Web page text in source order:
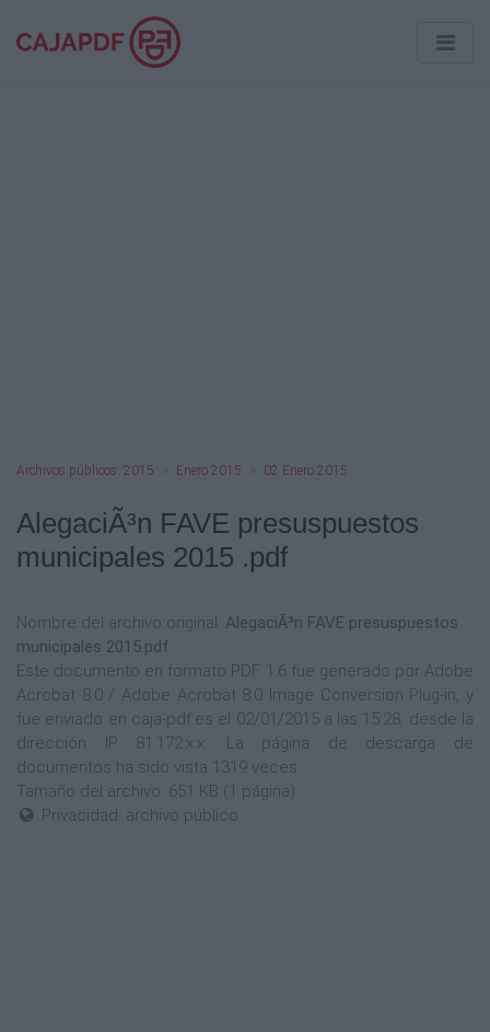
Archivos públicos: 2015 Enero 2015 02 Enero 2015
AlegaciÃ³n FAVE presuspuestos
municipales 2015 .pdf
Nombre del archivo original: AlegaciÃ³n FAVE presuspuestos
municipales 2015.pdf
Este documento en formato PDF 1.6 fue generado por Adobe
Acrobat 8.0 / Adobe Acrobat 8.0 Image Conversion Plug-in, y
fue enviado en caja-pdf.es el 02/01/2015 a las 15:28, desde la
dirección IP 81.172.x.x. La página de descarga de
documentos ha sido vista 1319 veces.
Tamaño del archivo: 651 KB (1 página).
Privacidad: archivo público